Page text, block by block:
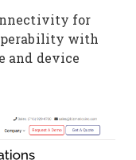
for
with
and device